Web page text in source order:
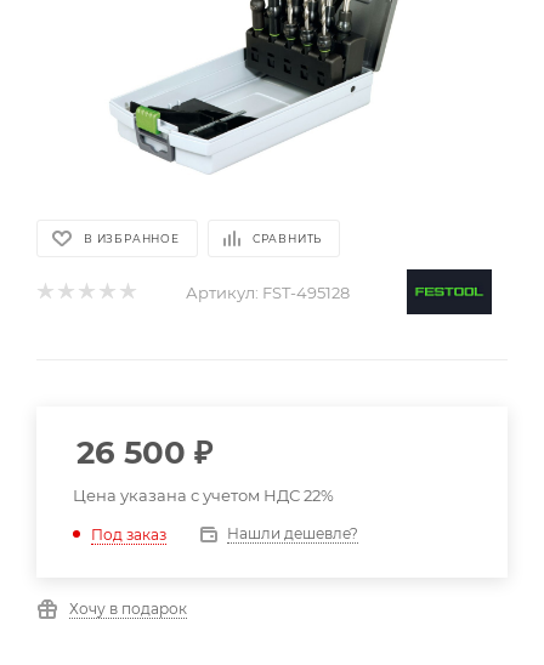
В ИЗБРАННОЕ СРАВНИТЬ
Артикул: FST-495128
26 500 ₽
Цена указана с учетом НДС 22%
Под заказ Нашли дешевле?
Хочу в подарок